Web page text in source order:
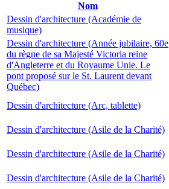
Nom
Dessin d'architecture (Académie de
musique)
Dessin d'architecture (Année jubilaire, 60e
du règne de sa Majesté Victoria reine
d'Angleterre et du Royaume Unie. Le
pont proposé sur le St. Laurent devant
Québec)
Dessin d'architecture (Arc, tablette)
Dessin d'architecture (Asile de la Charité)
Dessin d'architecture (Asile de la Charité)
Dessin d'architecture (Asile de la Charité)